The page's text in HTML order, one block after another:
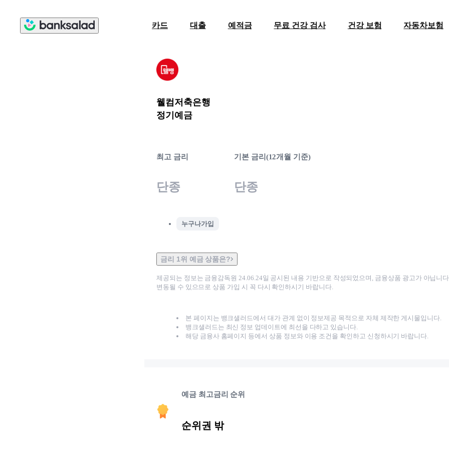
카드 대출 예적금 무료 건강 검사 건강 보험 자동차보험
웰컴저축은행
정기예금
최고 금리
단종
기본 금리(12개월 기준)
단종
누구나가입
금리 1위 예금 상품은?
제공되는 정보는 금융감독원24.06.24일 공시된 내용 기반으로 작성되었으며, 금융상품 광고가 아닙니
변동될 수 있으므로 상품 가입 시 꼭 다시 확인하시기 바랍니다.
본 페이지는 뱅크샐러드에서 대가 관계 없이 정보제공 목적으로 자체 제작한 게시물입니다.
뱅크샐러드는 최신 정보 업데이트에 최선을 다하고 있습니다.
해당 금융사 홈페이지 등에서 상품 정보와 이용 조건을 확인하고 신청하시기 바랍니다.
예금 최고금리 순위
순위권 밖